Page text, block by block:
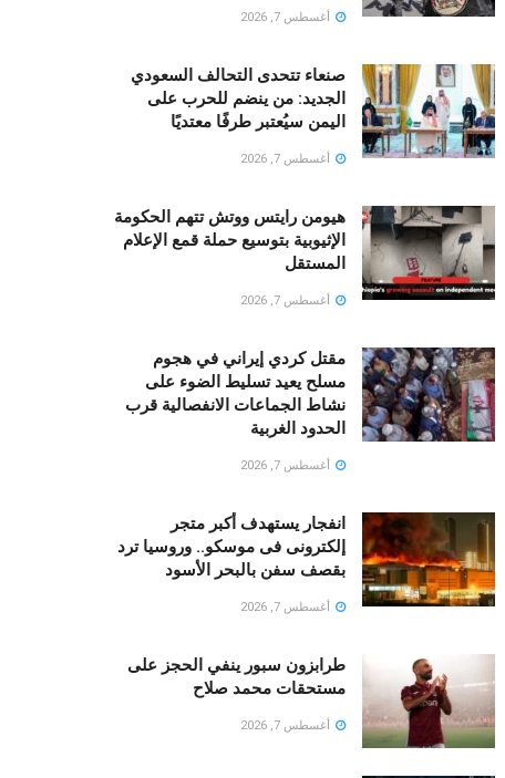
أغسطس 7, 2026
صنعاء تتحدى التحالف السعودي
الجديد: من ينضم للحرب على
اليمن سيُعتبر طرفًا معتديًا
أغسطس 7, 2026
هيومن رايتس ووتش تتهم الحكومة
الإثيوبية بتوسيع حملة قمع الإعلام
المستقل
أغسطس 7, 2026
مقتل كردي إيراني في هجوم
مسلح يعيد تسليط الضوء على
نشاط الجماعات الانفصالية قرب
الحدود الغربية
أغسطس 7, 2026
انفجار يستهدف أكبر متجر
إلكترونى فى موسكو.. وروسيا ترد
بقصف سفن بالبحر الأسود
أغسطس 7, 2026
طرابزون سبور ينفي الحجز على
مستحقات محمد صلاح
أغسطس 7, 2026